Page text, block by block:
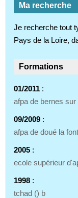
Ma recherche
Je recherche tout
Pays de la Loire,
Formations
01/2011 :
afpa de bernes sur
09/2009 :
afpa de doué la
2005 :
ecole supérieur
1998 :
tchad () b